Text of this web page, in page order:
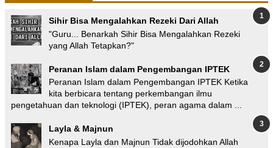
Sihir Bisa Mengalahkan Rezeki Dari Allah
"Guru... Benarkah Sihir Bisa Mengalahkan Rezeki
yang Allah Tetapkan?"
Peranan Islam dalam Pengembangan IPTEK
Peranan Islam dalam Pengembangan IPTEK Ketika
kita berbicara tentang perkembangan ilmu
pengetahuan dan teknologi (IPTEK), peran agama dalam ...
Layla & Majnun
Kenapa Layla dan Majnun Tidak dijodohkan Allah